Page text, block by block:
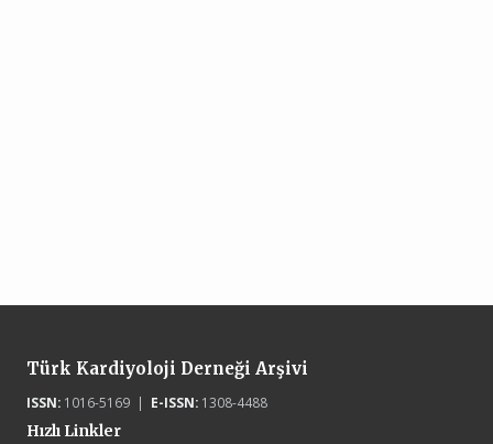
Türk Kardiyoloji Derneği Arşivi
ISSN:1016-5169 | E-ISSN:1308-4488
Hızlı Linkler